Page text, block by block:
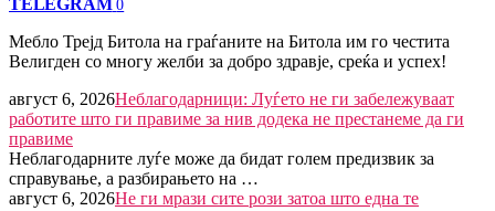
TELEGRAM 0
Мебло Трејд Битола на граѓаните на Битола им го честита
Велигден со многу желби за добро здравје, среќа и успех!
август 6, 2026Неблагодарници: Луѓето не ги забележуваат
работите што ги правиме за нив додека не престанеме да ги
правиме
Неблагодарните луѓе може да бидат голем предизвик за
справување, а разбирањето на …
август 6, 2026Не ги мрази сите рози затоа што една те